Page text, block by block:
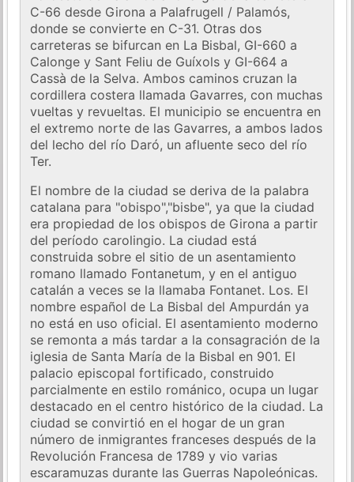
C-66 desde Girona a Palafrugell / Palamós,
donde se convierte en C-31. Otras dos
carreteras se bifurcan en La Bisbal, GI-660 a
Calonge y Sant Feliu de Guíxols y GI-664 a
Cassà de la Selva. Ambos caminos cruzan la
cordillera costera llamada Gavarres, con muchas
vueltas y revueltas. El municipio se encuentra en
el extremo norte de las Gavarres, a ambos lados
del lecho del río Daró, un afluente seco del río
Ter.
El nombre de la ciudad se deriva de la palabra
catalana para "obispo","bisbe", ya que la ciudad
era propiedad de los obispos de Girona a partir
del período carolingio. La ciudad está
construida sobre el sitio de un asentamiento
romano llamado Fontanetum, y en el antiguo
catalán a veces se la llamaba Fontanet. Los. El
nombre español de La Bisbal del Ampurdán ya
no está en uso oficial. El asentamiento moderno
se remonta a más tardar a la consagración de la
iglesia de Santa María de la Bisbal en 901. El
palacio episcopal fortificado, construido
parcialmente en estilo románico, ocupa un lugar
destacado en el centro histórico de la ciudad. La
ciudad se convirtió en el hogar de un gran
número de inmigrantes franceses después de la
Revolución Francesa de 1789 y vio varias
escaramuzas durante las Guerras Napoleónicas.